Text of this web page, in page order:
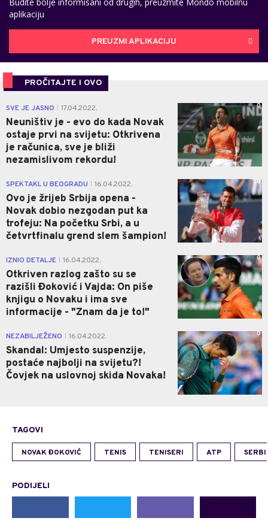
aplikaciju
PREUZMI APLIKACIJU
PROČITAJTE I OVO
SVE JE JASNO 17.04.2022.
Neuništiv je - evo do kada Novak
ostaje prvi na svijetu: Otkrivena
je računica, sve je bliži
nezamislivom rekordu!
0
SPEKTAKL U BEOGRADU 16.04.2022.
Ovo je žrijeb Srbija opena -
Novak dobio nezgodan put ka
trofeju: Na početku Srbi, a u
četvrtfinalu grend slem šampion!
0
IZNIO DETALJE 16.04.2022.
Otkriven razlog zašto su se
razišli Đoković i Vajda: On piše
knjigu o Novaku i ima sve
informacije - "Znam da je to!"
0
NEZABILJEŽENO 16.04.2022.
Skandal: Umjesto suspenzije,
postaće najbolji na svijetu?!
Čovjek na uslovnoj skida Novaka!
0
TAGOVI
NOVAK ĐOKOVIĆ TENIS TENISERI ATP
PODIJELI